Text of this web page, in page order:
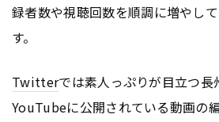
録者数や視聴回数を順調に増やし
す。
Twitterでは素人っぷりが目立つ長
YouTubeに公開されている動画の